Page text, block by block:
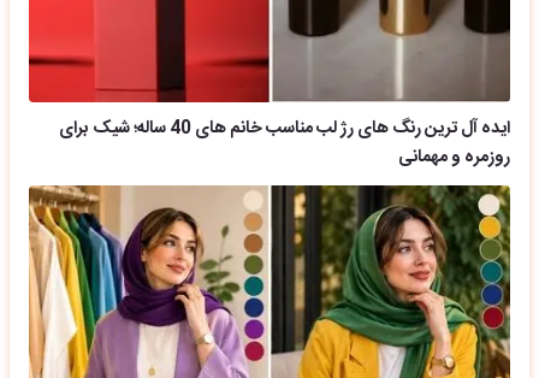
ایده آل ترین رنگ های رژ لب مناسب خانم های 40 ساله؛ شیک برای
روزمره و مهمانی